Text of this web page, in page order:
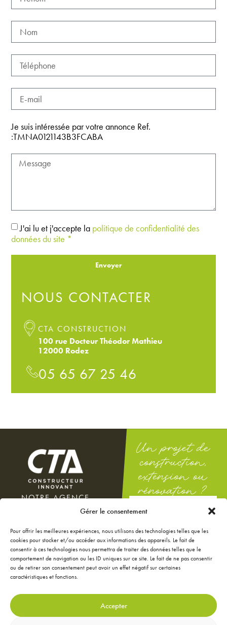
Gérer le consentement
Pour offrir les meilleures expériences, nous utilisons des technologies telles que les
cookies pour stocker et/ou accéder aux informations des appareils. Le fait de
consentir à ces technologies nous permettra de traiter des données telles que le
comportement de navigation ou les ID uniques sur ce site. Le fait de ne pas consentir
ou de retirer son consentement peut avoir un effet négatif sur certaines
caractéristiques et fonctions.
Accepter
Je suis intéressée par votre annonce Ref.
:TMNA0121143B3FCABA
J'ai lu et j'accepte la politique de confidentialité des
données du site *
Envoyer
NOUS CONTACTER
CTA CONSTRUCTION
100 rue Docteur Théodor Mathieu
12000 Rodez
05 65 67 25 46
NOS ANNONCES
JE CONFIGURE MA
CONTACTEZ-NOUS
NOTRE AGENCE
100 rue Docteur Théodor
12000 Rodez
Du lundi au vendredi : 8h-12h
/ 14h-18h
Le samedi : 9h-12h
Un projet de
construction,
extension ou
rénovation ?
DEMANDEZ
UNE ÉTUDE
GRATUITE